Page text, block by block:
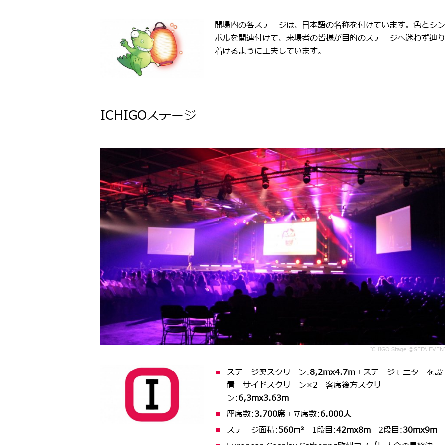
開場内の各ステージは、日本語の名称を付けています。色とシン
ボルを関連付けて、来場者の皆様が目的のステージへ迷わず辿り
着けるように工夫しています。
ICHIGOステージ
ICHIGO Stage ©SEFA
ステージ奥スクリーン:8,2mx4.7m＋ステージモニターを設
置 サイドスクリーン×2 客席後方スクリー
ン:6,3mx3.63m
座席数:3.700席＋立席数:6.000人
ステージ面積:560m²1段目:42mx8m 2段目:30mx9m